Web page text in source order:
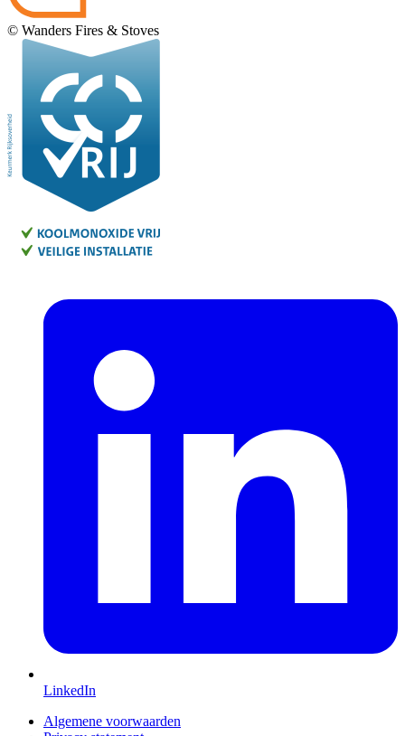
© Wanders Fires & Stoves
LinkedIn
Algemene voorwaarden